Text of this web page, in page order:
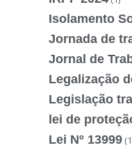
Isolamento
Jornada de
Jornal de
Legalização
Legislação
lei de
Lei Nº 13999